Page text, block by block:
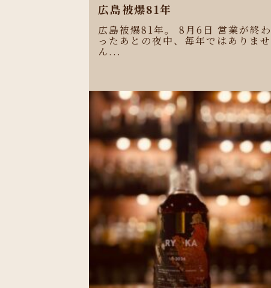
広島被爆81年
広島被爆81年。 8月6日 営業が終わ
ったあとの夜中、毎年ではありませ
ん...